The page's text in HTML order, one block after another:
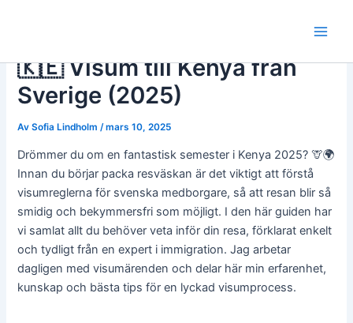
🇰🇪 Visum till Kenya från
Sverige (2025)
Av Sofia Lindholm /mars 10, 2025
Drömmer du om en fantastisk semester i Kenya 2025? 🦒🌍
Innan du börjar packa resväskan är det viktigt att förstå
visumreglerna för svenska medborgare, så att resan blir så
smidig och bekymmersfri som möjligt. I den här guiden har
vi samlat allt du behöver veta inför din resa, förklarat enkelt
och tydligt från en expert i immigration. Jag arbetar
dagligen med visumärenden och delar här min erfarenhet,
kunskap och bästa tips för en lyckad visumprocess.